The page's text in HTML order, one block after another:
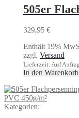
505er
329,95 €
Enthält 19%
zzgl. Versand
Lieferzeit: Auf
In den Warenkorb
PVC 450g/m²
Kategorien: